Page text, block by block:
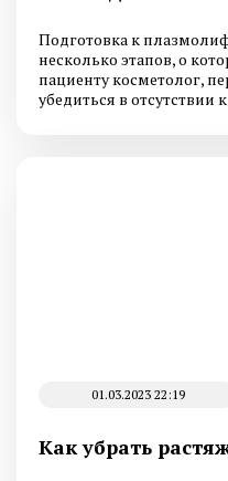
Подготовка к
несколько этапов, о
пациенту косметолог,
убедиться в отсутствии
01.03.2023 22:19
Как убрать